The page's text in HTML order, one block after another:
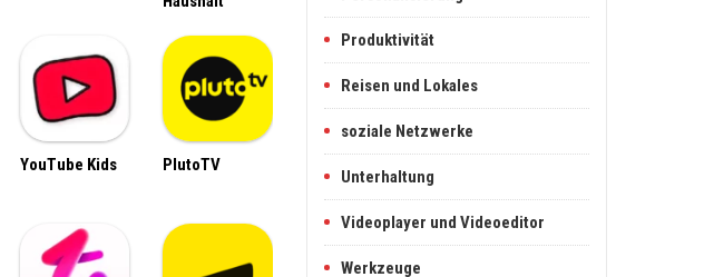
YouTube Kids PlutoTV
Produktivität
Reisen und Lokales
soziale Netzwerke
Unterhaltung
Videoplayer und Videoeditor
Werkzeuge